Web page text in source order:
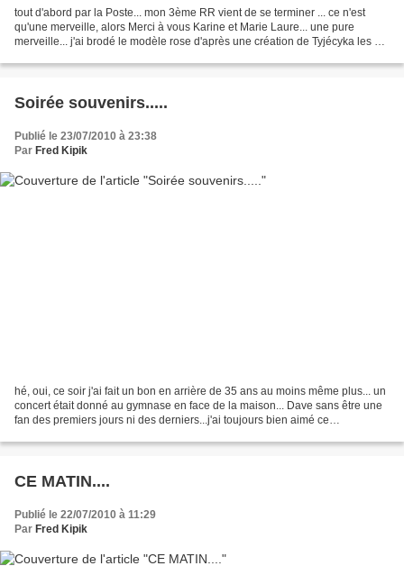
tout d'abord par la Poste... mon 3ème RR vient de se terminer ... ce n'est
qu'une merveille, alors Merci à vous Karine et Marie Laure... une pure
merveille... j'ai brodé le modèle rose d'après une création de Tyjécyka les 2
Soirée souvenirs.....
Publié le 23/07/2010 à 23:38
Par Fred Kipik
hé, oui, ce soir j'ai fait un bon en arrière de 35 ans au moins même plus... un
concert était donné au gymnase en face de la maison... Dave sans être une
fan des premiers jours ni des derniers...j'ai toujours bien aimé ce
CE MATIN....
Publié le 22/07/2010 à 11:29
Par Fred Kipik